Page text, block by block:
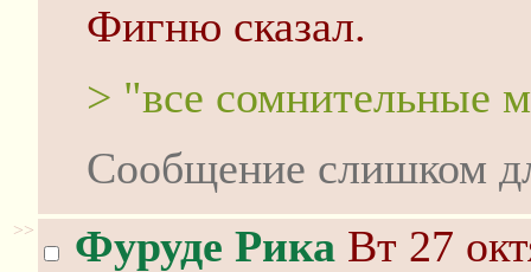
Фигню сказал.
> "все сомнительные
Сообщение слишком
>> Фуруде Рика Вт 27